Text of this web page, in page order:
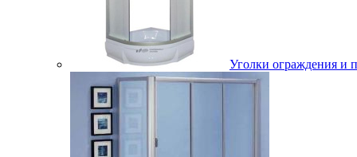
Уголки ограждения и